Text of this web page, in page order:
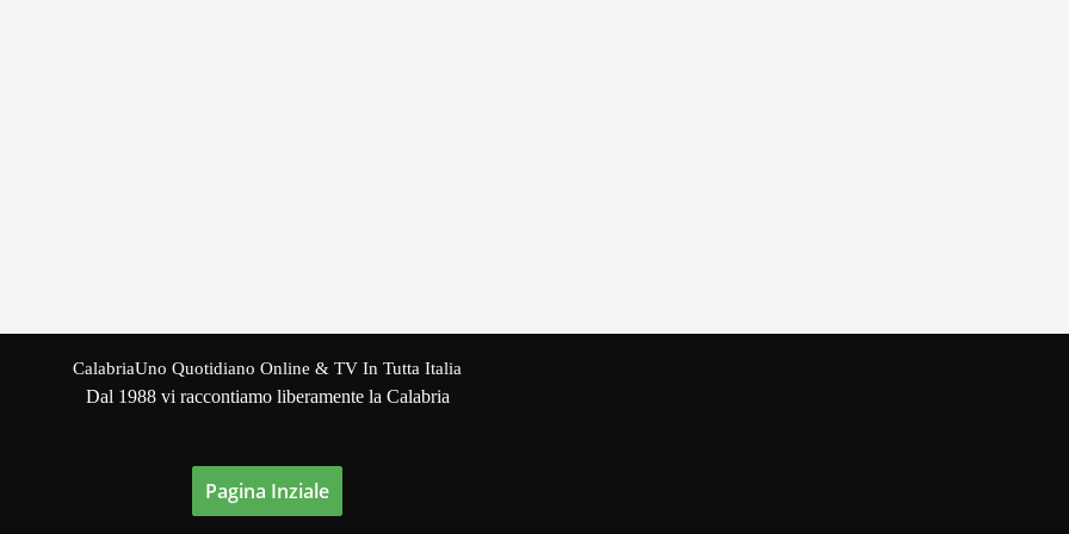
CalabriaUno Quotidiano Online & TV In Tutta Italia
Dal 1988 vi raccontiamo liberamente la Calabria
Pagina Inziale